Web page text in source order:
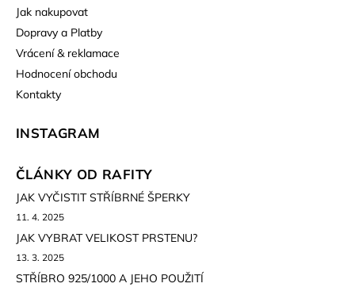
Jak nakupovat
Dopravy a Platby
Vrácení & reklamace
Hodnocení obchodu
Kontakty
INSTAGRAM
ČLÁNKY OD RAFITY
JAK VYČISTIT STŘÍBRNÉ ŠPERKY
11. 4. 2025
JAK VYBRAT VELIKOST PRSTENU?
13. 3. 2025
STŘÍBRO 925/1000 A JEHO POUŽITÍ